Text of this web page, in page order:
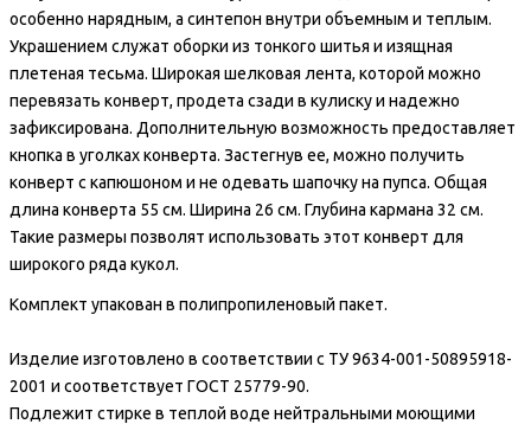
особенно нарядным, а синтепон внутри объемным и теплым.
Украшением служат оборки из тонкого шитья и изящная
плетеная тесьма. Широкая шелковая лента, которой можно
перевязать конверт, продета сзади в кулиску и надежно
зафиксирована. Дополнительную возможность предоставляет
кнопка в уголках конверта. Застегнув ее, можно получить
конверт с капюшоном и не одевать шапочку на пупса. Общая
длина конверта 55 см. Ширина 26 см. Глубина кармана 32 см.
Такие размеры позволят использовать этот конверт для
широкого ряда кукол.
Комплект упакован в полипропиленовый пакет.
Изделие изготовлено в соответствии с ТУ 9634-001-50895918-
2001 и соответствует ГОСТ 25779-90.
Подлежит стирке в теплой воде нейтральными моющими